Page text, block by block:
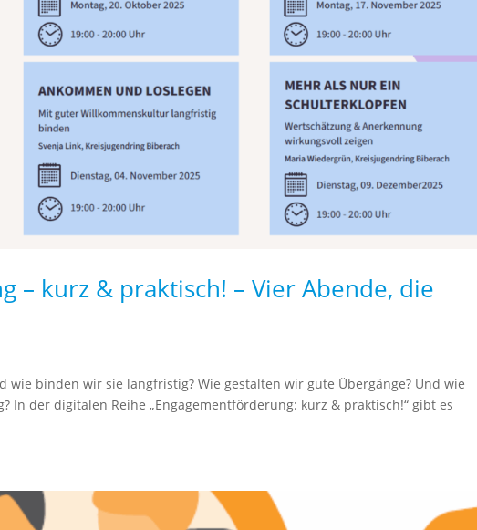
– kurz & praktisch! – Vier Abende, die
wie binden wir sie langfristig? Wie gestalten wir gute Übergänge? Und wie
In der digitalen Reihe „Engagementförderung: kurz & praktisch!“ gibt es